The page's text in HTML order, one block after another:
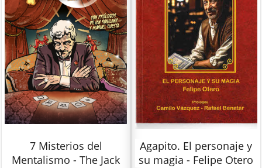
7 Misterios del
Mentalismo - The Jack
Agapito. El personaje y
su magia - Felipe Otero